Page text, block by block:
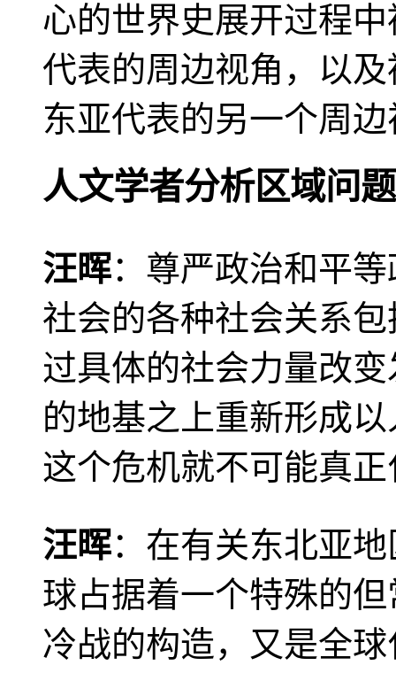
心的世界史展开过程
代表的周边视角，以
东亚代表的另一个周
人文学者分析区域问题
汪晖：尊严政治和平
社会的各种社会关系
过具体的社会力量改
的地基之上重新形成
这个危机就不可能真
汪晖：在有关东北亚
球占据着一个特殊的
冷战的构造，又是全